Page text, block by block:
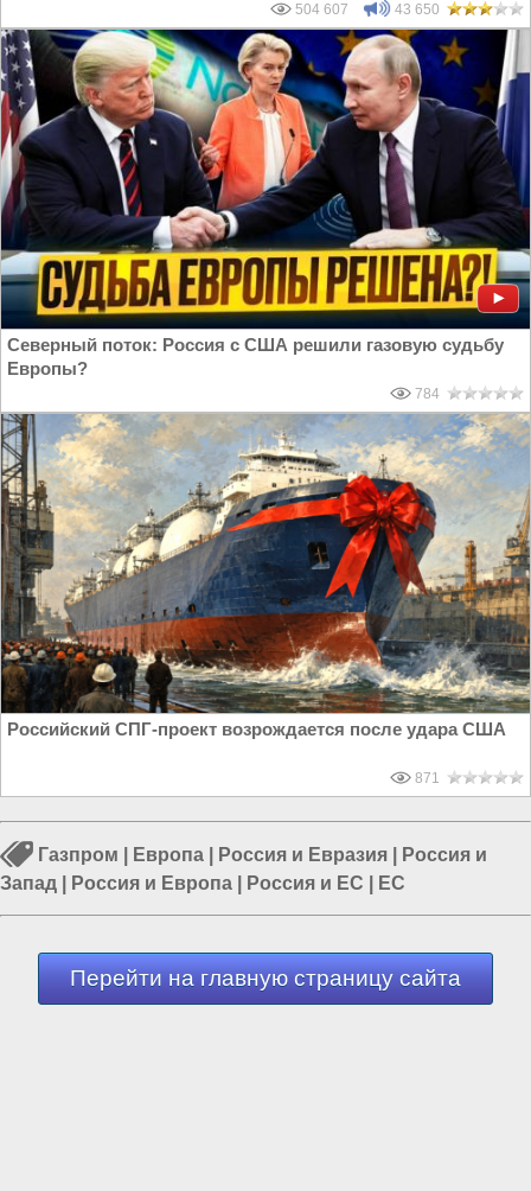
504 607 43 650
Cеверный поток: Россия с США решили газовую судьбу
Европы?
784
Российский СПГ-проект возрождается после удара США
871
Газпром Европа Россия и Евразия
Россия и
Запад
Россия и Европа Россия и ЕС ЕС
Перейти на главную страницу сайта